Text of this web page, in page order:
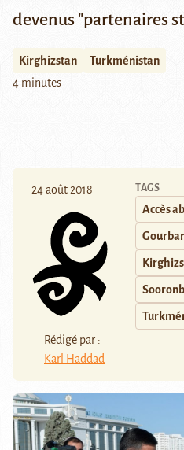
devenus "partenaires
Kirghizstan
Turkménistan
4 minutes
24 août 2018
Rédigé par :
Karl Haddad
TAGS
Accès